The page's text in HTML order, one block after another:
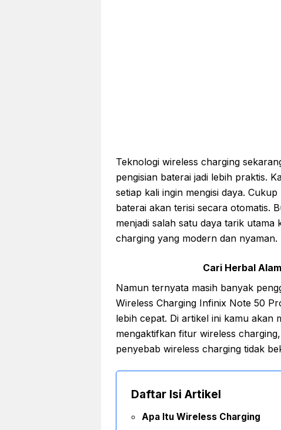
Teknologi wireless charging
pengisian baterai jadi lebih praktis.
setiap kali ingin mengisi daya.
baterai akan terisi secara otomatis.
menjadi salah satu daya tarik
charging yang modern dan nyaman.
Cari Herbal
Namun ternyata masih banyak
Wireless Charging Infinix Note 50
lebih cepat. Di artikel ini kamu akan
mengaktifkan fitur wireless
penyebab wireless charging tidak
Daftar Isi Artikel
Apa Itu Wireless Charging